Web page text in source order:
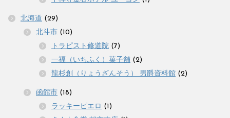
北海道 (29)
北斗市 (10)
トラピスト修道院 (7)
一福（いちふく）菓子舗 (2)
龍杉創（りょうざんそう） 男爵資料館 (2)
函館市 (18)
ラッキーピエロ (1)